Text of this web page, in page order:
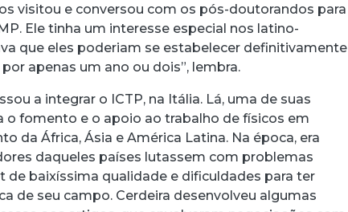
visitou e conversou com os pós-doutorandos para
Ele tinha um interesse especial nos latino-
que eles poderiam se estabelecer definitivamente
apenas um ano ou dois”, lembra.
a integrar o ICTP, na Itália. Lá, uma de suas
o fomento e o apoio ao trabalho de físicos em
da África, Ásia e América Latina. Na época, era
daqueles países lutassem com problemas
de baixíssima qualidade e dificuldades para ter
de seu campo. Cerdeira desenvolveu algumas